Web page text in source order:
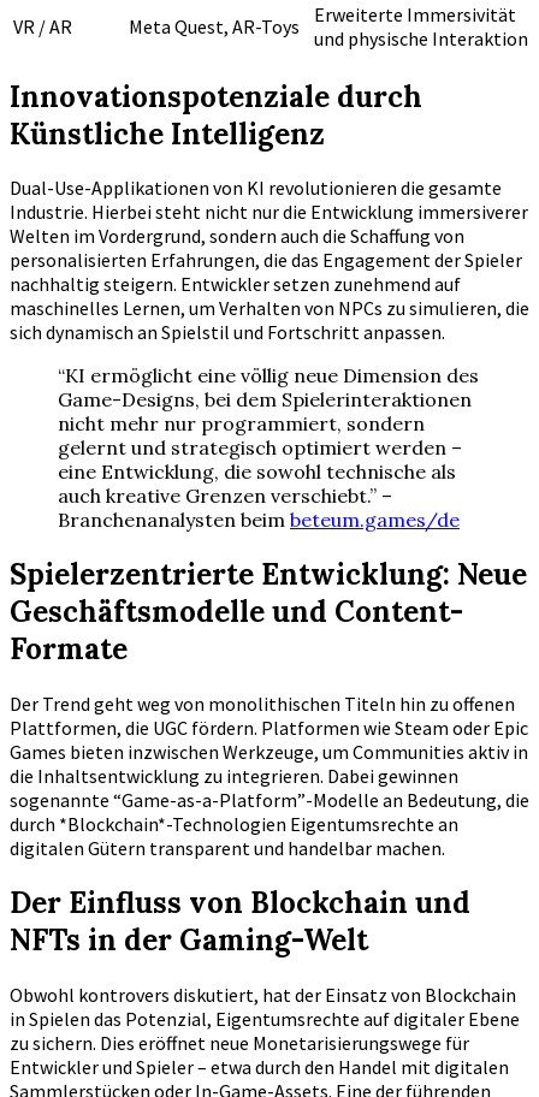
VR / AR
Meta Quest, AR-Toys
Erweiterte Immersivität
und physische Interaktion
Innovationspotenziale durch
Künstliche Intelligenz
Dual-Use-Applikationen von KI revolutionieren die gesamte
Industrie. Hierbei steht nicht nur die Entwicklung immersiverer
Welten im Vordergrund, sondern auch die Schaffung von
personalisierten Erfahrungen, die das Engagement der Spieler
nachhaltig steigern. Entwickler setzen zunehmend auf
maschinelles Lernen, um Verhalten von NPCs zu simulieren, die
sich dynamisch an Spielstil und Fortschritt anpassen.
“KI ermöglicht eine völlig neue Dimension des
Game-Designs, bei dem Spielerinteraktionen
nicht mehr nur programmiert, sondern
gelernt und strategisch optimiert werden –
eine Entwicklung, die sowohl technische als
auch kreative Grenzen verschiebt.” –
Branchenanalysten beim beteum.games/de
Spielerzentrierte Entwicklung: Neue
Geschäftsmodelle und Content-
Formate
Der Trend geht weg von monolithischen Titeln hin zu offenen
Plattformen, die UGC fördern. Platformen wie Steam oder Epic
Games bieten inzwischen Werkzeuge, um Communities aktiv in
die Inhaltsentwicklung zu integrieren. Dabei gewinnen
sogenannte “Game-as-a-Platform”-Modelle an Bedeutung, die
durch *Blockchain*-Technologien Eigentumsrechte an
digitalen Gütern transparent und handelbar machen.
Der Einfluss von Blockchain und
NFTs in der Gaming-Welt
Obwohl kontrovers diskutiert, hat der Einsatz von Blockchain
in Spielen das Potenzial, Eigentumsrechte auf digitaler Ebene
zu sichern. Dies eröffnet neue Monetarisierungswege für
Entwickler und Spieler – etwa durch den Handel mit digitalen
Sammlerstücken oder In-Game-Assets. Eine der führenden